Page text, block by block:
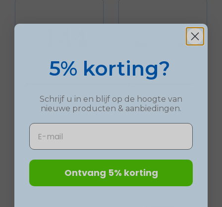
Huiscijfer En Naam
Op Allux...
shopping_cart Voeg toe
NEE|NEE
Reclamebordje
12,5x...
5% korting?
Schrijf u in en blijf op de hoogte van
nieuwe producten & aanbiedingen.
Email
Ontvang 5% korting